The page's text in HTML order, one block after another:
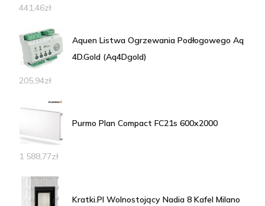
441,46zł
Aquen Listwa Ogrzewania Podłogowego Aq
4D.Gold (Aq4Dgold)
205,94zł
Purmo Plan Compact FC21s 600x2000
1 588,77zł
Kratki.Pl Wolnostojący Nadia 8 Kafel Milano